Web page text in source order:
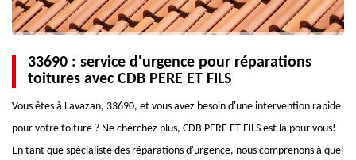
33690 : service d'urgence pour réparations
toitures avec CDB PERE ET FILS
Vous êtes à Lavazan, 33690, et vous avez besoin d'une intervention rapide
pour votre toiture ? Ne cherchez plus, CDB PERE ET FILS est là pour vous!
En tant que spécialiste des réparations d'urgence, nous comprenons à quel